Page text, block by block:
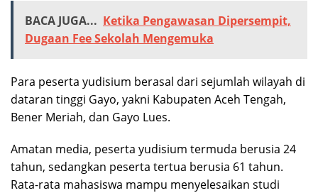
BACA JUGA... Ketika Pengawasan Dipersempit,
Dugaan Fee Sekolah Mengemuka
Para peserta yudisium berasal dari sejumlah wilayah di
dataran tinggi Gayo, yakni Kabupaten Aceh Tengah,
Bener Meriah, dan Gayo Lues.
Amatan media, peserta yudisium termuda berusia 24
tahun, sedangkan peserta tertua berusia 61 tahun.
Rata-rata mahasiswa mampu menyelesaikan studi